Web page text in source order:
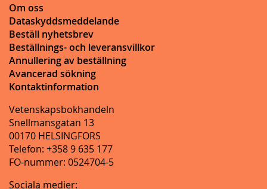
Om oss
Dataskyddsmeddelande
Beställ nyhetsbrev
Beställnings- och leveransvillkor
Annullering av beställning
Avancerad sökning
Kontaktinformation
Vetenskapsbokhandeln
Snellmansgatan 13
00170 HELSINGFORS
Telefon: +358 9 635 177
FO-nummer: 0524704-5
Sociala medier: